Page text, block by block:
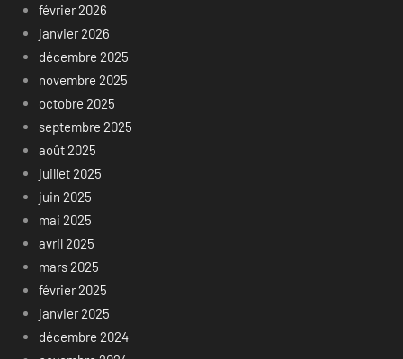
février 2026
janvier 2026
décembre 2025
novembre 2025
octobre 2025
septembre 2025
août 2025
juillet 2025
juin 2025
mai 2025
avril 2025
mars 2025
février 2025
janvier 2025
décembre 2024